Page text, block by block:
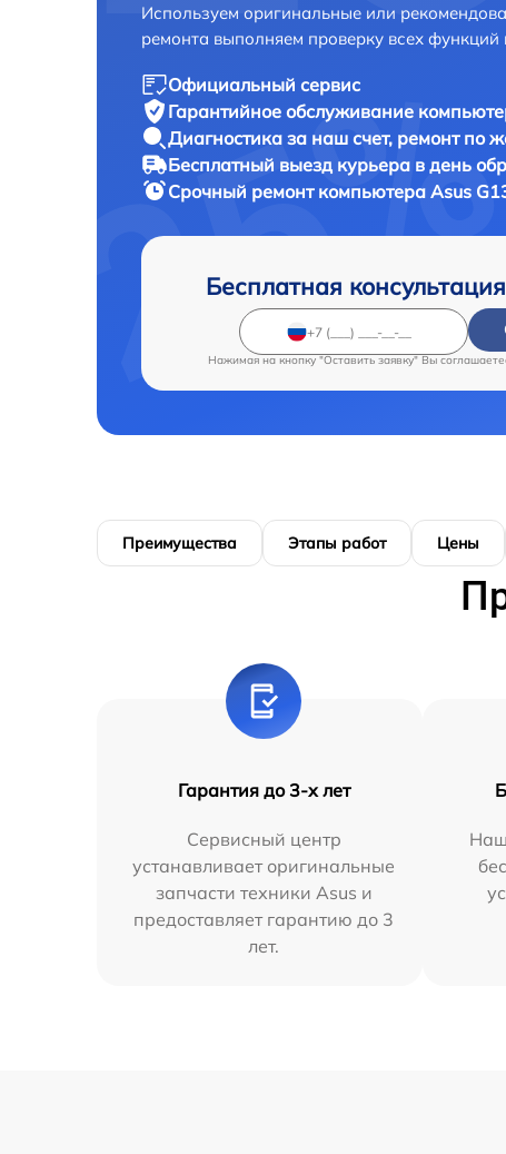
Используем оригинальные или
ремонта выполняем проверку всех
Официальный сервис
Гарантийное обслуживание
Диагностика за наш счет, ремонт по
Бесплатный выезд курьера в день
Срочный ремонт компьютера Asus
Бесплатная
Нажимая на кнопку "Оставить заявку" Вы
Преимущества Этапы работ Цены
Гарантия до 3-х лет
Сервисный центр
устанавливает оригинальные
запчасти техники Asus и
предоставляет гарантию до 3
лет.